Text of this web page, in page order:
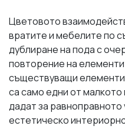
Цветовото
вратите и мебелите по
дублиране на пода с
повторение на
съществуващи елементи
са само едни от
дадат за
естетическо